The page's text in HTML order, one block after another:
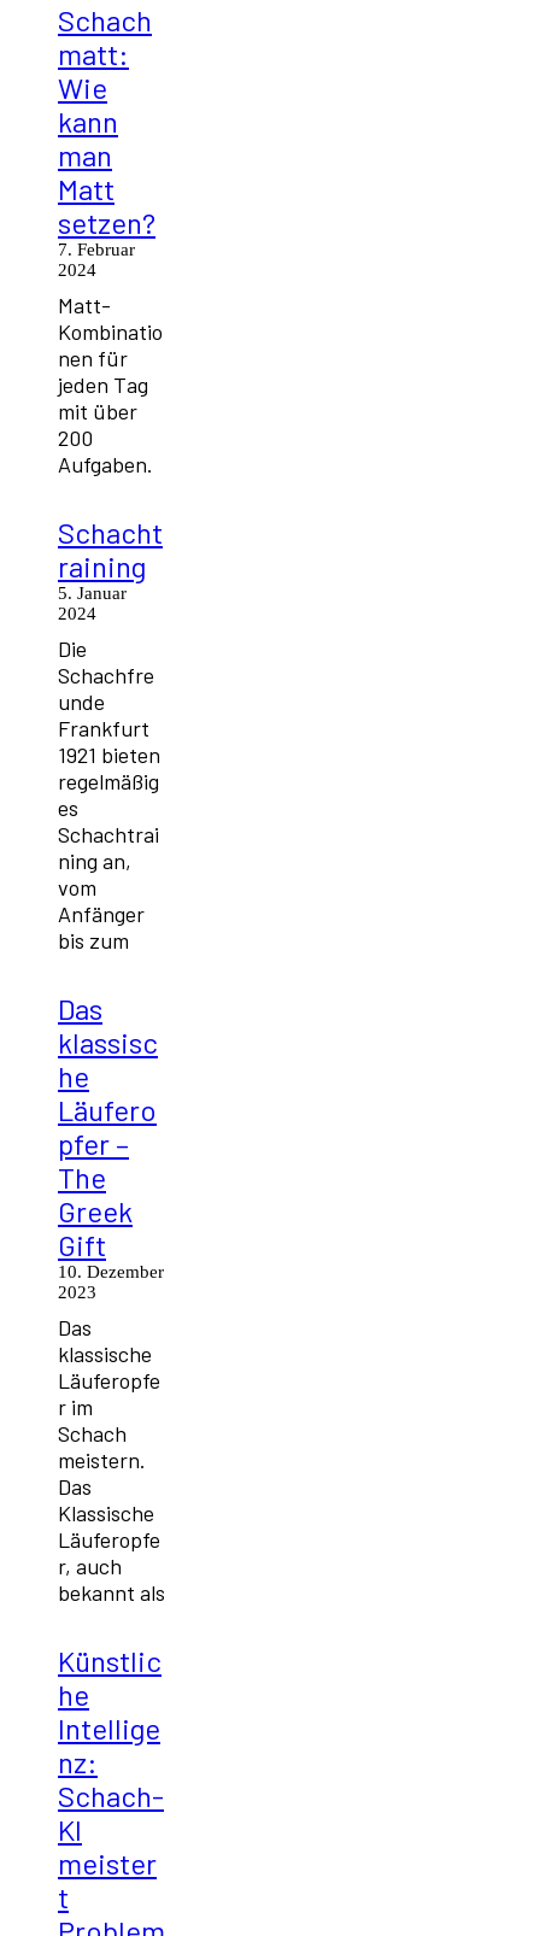
Schach
matt:
Wie
kann
man
Matt
setzen?
7. Februar
2024
Matt-
Kombinatio
nen für
jeden Tag
mit über
200
Aufgaben.
Schacht
raining
5. Januar
2024
Die
Schachfre
unde
Frankfurt
1921 bieten
regelmäßig
es
Schachtrai
ning an,
vom
Anfänger
bis zum
Das
klassisc
he
Läufero
pfer –
The
Greek
Gift
10. Dezember
2023
Das
klassische
Läuferopfe
r im
Schach
meistern.
Das
Klassische
Läuferopfe
r, auch
bekannt als
Künstlic
he
Intellige
nz:
Schach-
KI
meister
t